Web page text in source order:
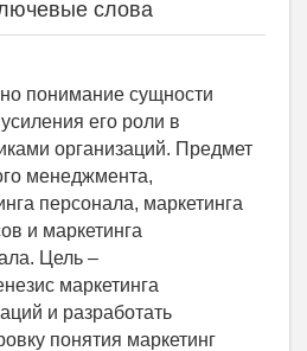
слова
понимание сущности
его роли в
организаций. Предмет
менеджмента,
персонала, маркетинга
и маркетинга
Цель –
маркетинга
и разработать
понятия маркетинг